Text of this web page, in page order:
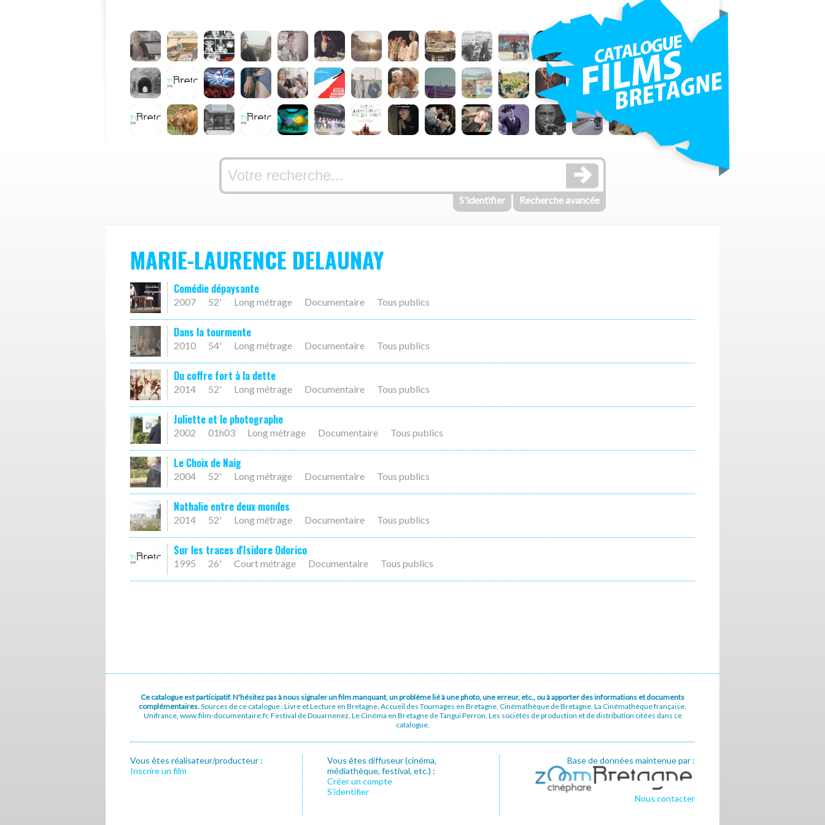
S'identifier Recherche avancée
MARIE-LAURENCE DELAUNAY
Comédie dépaysante
2007 52' Long métrage Documentaire Tous publics
Dans la tourmente
2010 54' Long métrage Documentaire Tous publics
Du coffre fort à la dette
2014 52' Long métrage Documentaire Tous publics
Juliette et le photographe
2002 01h03 Long métrage Documentaire Tous publics
Le Choix de Naig
2004 52' Long métrage Documentaire Tous publics
Nathalie entre deux mondes
2014 52' Long métrage Documentaire Tous publics
Sur les traces d'Isidore Odorico
1995 26' Court métrage Documentaire Tous publics
Ce catalogue est participatif. N'hésitez pas à nous signaler un film manquant, un problème lié à une photo, une erreur, etc., ou à apporter des informations et documents
complémentaires.Sources de ce catalogue : Livre et Lecture en Bretagne, Accueil des Tournages en Bretagne, Cinémathèque de Bretagne, La Cinémathèque française,
Unifrance, www.film-documentaire.fr, Festival de Douarnenez, Le Cinéma en Bretagne de Tangui Perron, Les sociétés de production et de distribution citées dans ce
catalogue.
Vous êtes réalisateur/producteur :
Inscrire un film
Vous êtes diffuseur (cinéma,
médiathèque, festival, etc.) :
Créer un compte
S’identifier
Base de données maintenue par :
Nous contacter